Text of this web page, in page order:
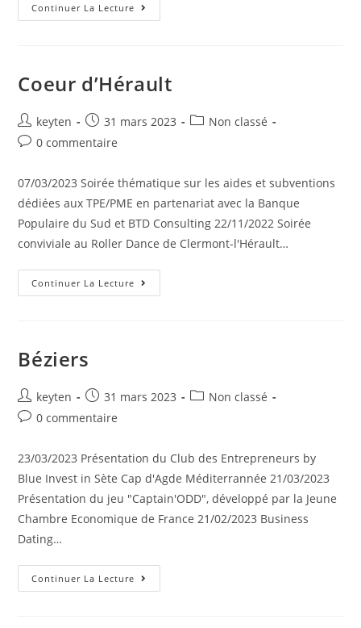
Continuer La Lecture
Coeur d’Hérault
keyten 31 mars 2023
Non classé
0 commentaire
07/03/2023 Soirée thématique sur les aides et subventions
dédiées aux TPE/PME en partenariat avec la Banque
Populaire du Sud et BTD Consulting 22/11/2022 Soirée
conviviale au Roller Dance de Clermont-l'Hérault…
Continuer La Lecture
Béziers
keyten 31 mars 2023
Non classé
0 commentaire
23/03/2023 Présentation du Club des Entrepreneurs by
Blue Invest in Sète Cap d'Agde Méditerrannée 21/03/2023
Présentation du jeu "Captain'ODD", développé par la Jeune
Chambre Economique de France 21/02/2023 Business
Dating…
Continuer La Lecture